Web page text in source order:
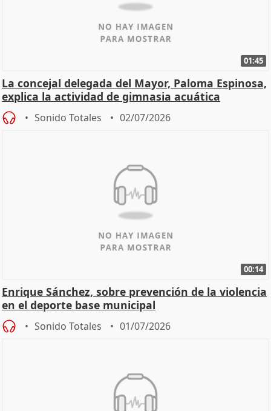
01:45
La concejal delegada del Mayor, Paloma Espinosa,
explica la actividad de gimnasia acuática
Sonido Totales 02/07/2026
00:14
Enrique Sánchez, sobre prevención de la violencia
en el deporte base municipal
Sonido Totales 01/07/2026